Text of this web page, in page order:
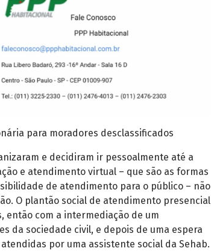
para moradores desclassificados
e decidiram ir pessoalmente até a
e atendimento virtual – que são as formas
de atendimento para o público – não
O plantão social de atendimento presencial
então com a intermediação de um
da sociedade civil, e depois de uma espera
por uma assistente social da Sehab.